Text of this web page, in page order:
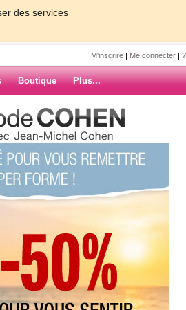
des services
M'inscrire | Me connecter |
Boutique Plus...
ARCHIVES